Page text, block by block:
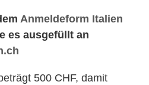
Anmeldeform Italien
es ausgefüllt an
500 CHF, damit